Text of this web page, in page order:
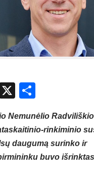
WhatsApp
X
Nemunėlio Radviliškio
rinkiminio
daugumą surinko ir
buvo